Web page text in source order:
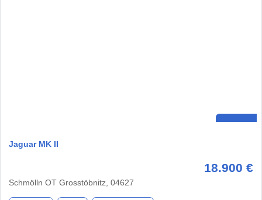
Jaguar MK II
18.900 €
Schmölln OT Grosstöbnitz, 04627